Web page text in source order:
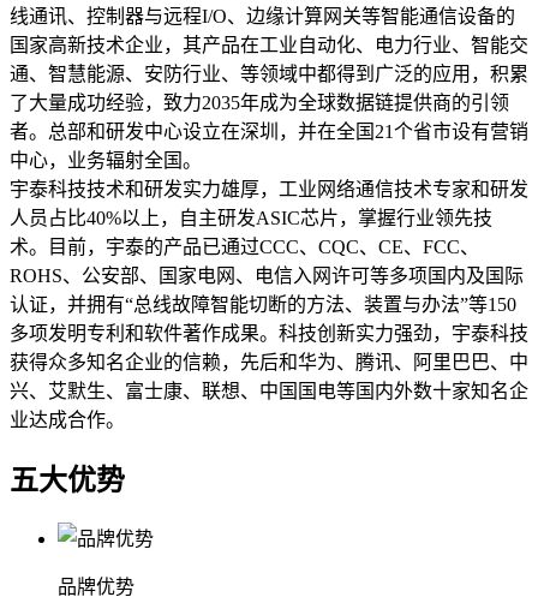
线通讯、控制器与远程I/O、边缘计算网关等智能通信设备的
国家高新技术企业，其产品在工业自动化、电力行业、智能交
通、智慧能源、安防行业、等领域中都得到广泛的应用，积累
了大量成功经验，致力2035年成为全球数据链提供商的引领
者。总部和研发中心设立在深圳，并在全国21个省市设有营销
中心，业务辐射全国。
宇泰科技技术和研发实力雄厚，工业网络通信技术专家和研发
人员占比40%以上，自主研发ASIC芯片，掌握行业领先技
术。目前，宇泰的产品已通过CCC、CQC、CE、FCC、
ROHS、公安部、国家电网、电信入网许可等多项国内及国际
认证，并拥有“总线故障智能切断的方法、装置与办法”等150
多项发明专利和软件著作成果。科技创新实力强劲，宇泰科技
获得众多知名企业的信赖，先后和华为、腾讯、阿里巴巴、中
兴、艾默生、富士康、联想、中国国电等国内外数十家知名企
业达成合作。
五大优势
品牌优势